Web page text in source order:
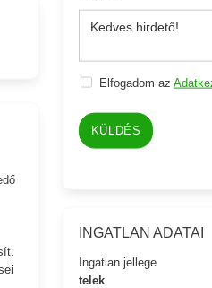
Elfogadom az
KÜLDÉS
INGATLAN ADATAI
Ingatlan jellege
telek